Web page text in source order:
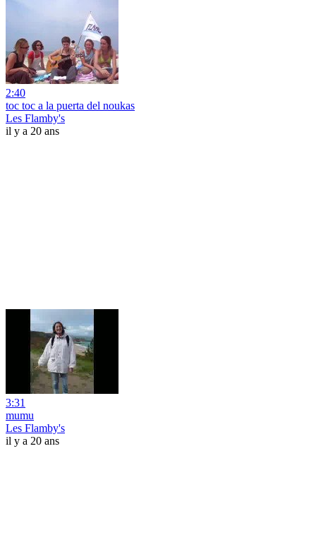
2:40
toc toc a la puerta del noukas
Les Flamby's
il y a 20 ans
3:31
mumu
Les Flamby's
il y a 20 ans